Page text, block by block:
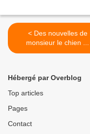
< Des nouvelles de
monsieur le chien ...
Hébergé par Overblog
Top articles
Pages
Contact